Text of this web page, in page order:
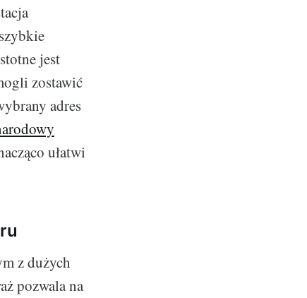
jest
zostawić
adres
ułatwi
z dużych
pozwala na